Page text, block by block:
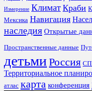
Измерение Климат Краби
Мексика Навигация
наследия Открытые
Пространственные данные
детьми Россия
Территориальное
атлас карта конференция